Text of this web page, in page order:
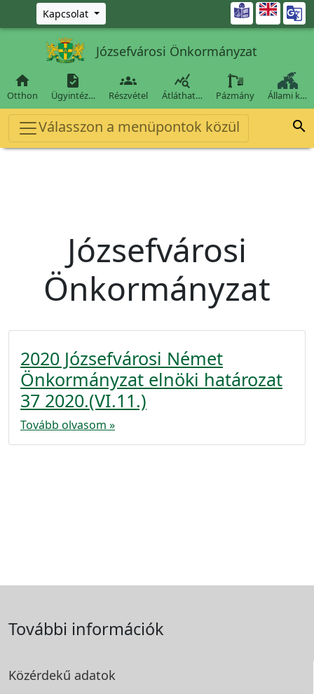
Ugrás a fő tartalomra
Kapcsolat 
Józsefvárosi Önkormányzat

Otthon

Ügyintéz…

Részvétel

Átláthat… Pázmány Állami k…
Válasszon a menüpontok közül 
Józsefvárosi
Önkormányzat
2020 Józsefvárosi Német
Önkormányzat elnöki határozat
37 2020.(VI.11.)
Tovább olvasom »
További információk
Közérdekű adatok